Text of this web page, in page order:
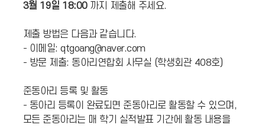
3월 19일 18:00까지 제출해 주세요.
제출 방법은 다음과 같습니다.
- 이메일: qtgoang@naver.com
- 방문 제출: 동아리연합회 사무실 (학생회관 408호)
준동아리 등록 및 활동
- 동아리 등록이 완료되면 준동아리로 활동할 수 있으며,
모든 준동아리는 매 학기 실적발표 기간에 활동 내용을